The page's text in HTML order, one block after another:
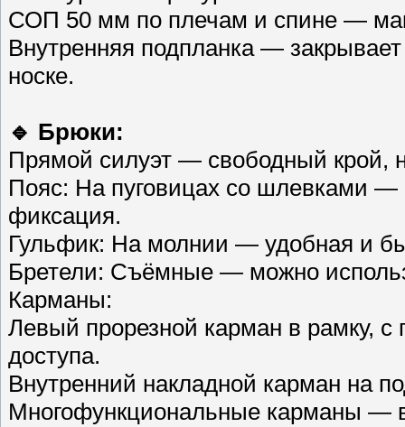
СОП 50 мм по плечам и спине —
Внутренняя подпланка —
носке.
🔹 Брюки:
Прямой силуэт — свободный крой,
Пояс: На пуговицах со шлевками
фиксация.
Гульфик: На молнии — удобная и
Бретели: Съёмные — можно
Карманы:
Левый прорезной карман в рамку,
доступа.
Внутренний накладной карман на
Многофункциональные карманы —